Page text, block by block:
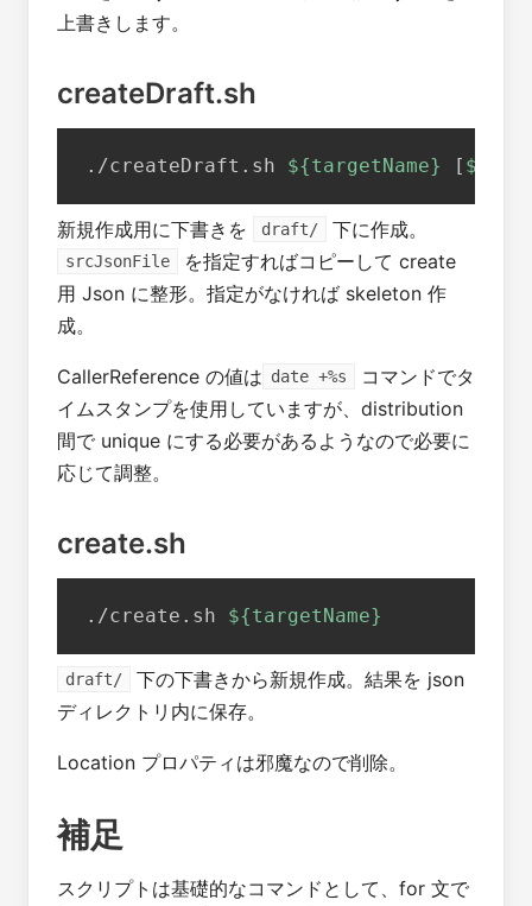
上書きします。
createDraft.sh
./createDraft.sh ${targetName} [
新規作成用に下書きを draft/ 下に作成。
srcJsonFile
を指定すればコピーして create
用 Json に整形。指定がなければ skeleton 作
成。
CallerReference の値は date +%s
コマンドでタ
イムスタンプを使用していますが、distribution
間で unique にする必要があるようなので必要に
応じて調整。
create.sh
./create.sh ${targetName}
draft/
下の下書きから新規作成。結果を json
ディレクトリ内に保存。
Location プロパティは邪魔なので削除。
補足
スクリプトは基礎的なコマンドとして、for 文で